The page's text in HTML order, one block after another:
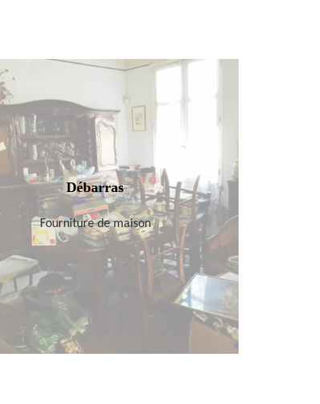
Débarras
Fourniture de maison